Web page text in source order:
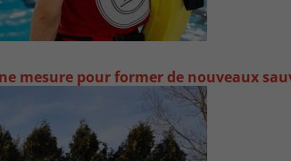
mesure pour former de nouveaux